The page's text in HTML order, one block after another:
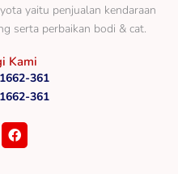
yaitu penjualan kendaraan
serta perbaikan bodi & cat.
Kami
361
361
F
a
c